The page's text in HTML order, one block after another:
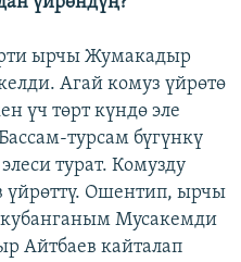
ырчы Жумакадыр
Агай комуз үйрөтө
үч төрт күндө эле
турсам бүгүнкү
турат. Комузду
үйрөттү. Ошентип, ырчы
Мусакемди
Айтбаев кайталап